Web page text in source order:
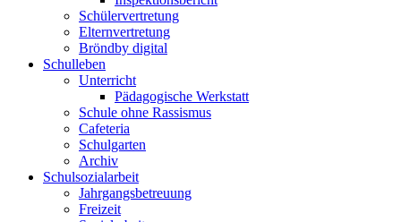
Schülervertretung
Elternvertretung
Bröndby digital
Schulleben
Unterricht
Pädagogische Werkstatt
Schule ohne Rassismus
Cafeteria
Schulgarten
Archiv
Schulsozialarbeit
Jahrgangsbetreuung
Freizeit